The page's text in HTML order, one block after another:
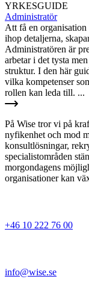
YRKESGUIDE
Administratör
Att få en
ihop detaljerna,
Administratören är
arbetar i det tysta
struktur. I den här
vilka kompetenser
rollen kan leda till. ...
På Wise tror vi på
nyfikenhet och mod
konsultlösningar,
specialistområden
morgondagens
organisationer kan
+46 10 222 76 00
info@wise.se